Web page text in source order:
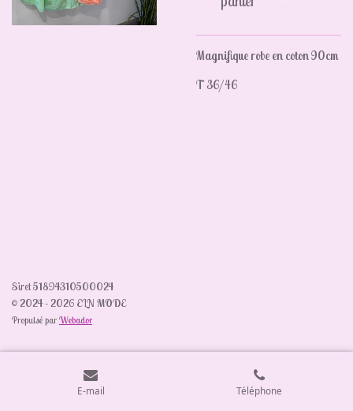
Magnifique robe en coton 90cm
T 36/46
Siret 51894310500024
© 2024 - 2026 ELN MODE
Propulsé par Webador
E-mail Téléphone